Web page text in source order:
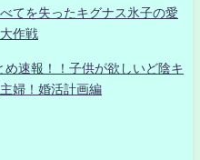
てを失ったキグナス氷子の愛
作戦
速報！！子供が欲しいど陰キ
婦！婚活計画編